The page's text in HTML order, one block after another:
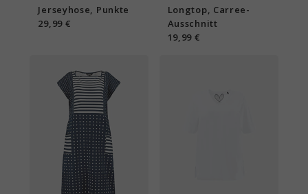
Jerseyhose, Punkte
29,99 €
Longtop, Carree-
Ausschnitt
19,99 €